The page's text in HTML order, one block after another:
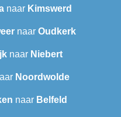
naar Kimswerd
naar Oudkerk
naar Niebert
Noordwolde
naar Belfeld